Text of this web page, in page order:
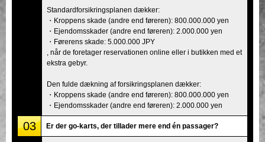
Standardforsikringsplanen dækker:
・Kroppens skade (andre end føreren): 800.000.000 yen
・Ejendomsskader (andre end føreren): 2.000.000 yen
・Førerens skade: 5.000.000 JPY
, når de foretager reservationen online eller i butikken med et
ekstra gebyr.
Den fulde dækning af forsikringsplanen dækker:
・Kroppens skade (andre end føreren): 800.000.000 yen
・Ejendomsskader (andre end føreren): 2.000.000 yen
03 Er der go-karts, der tillader mere end én passager?